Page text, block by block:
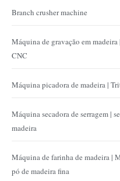
Branch crusher machine
Máquina de gravação em
CNC
Máquina picadora de madeira |
Máquina secadora de serragem |
madeira
Máquina de farinha de madeira |
pó de madeira fina